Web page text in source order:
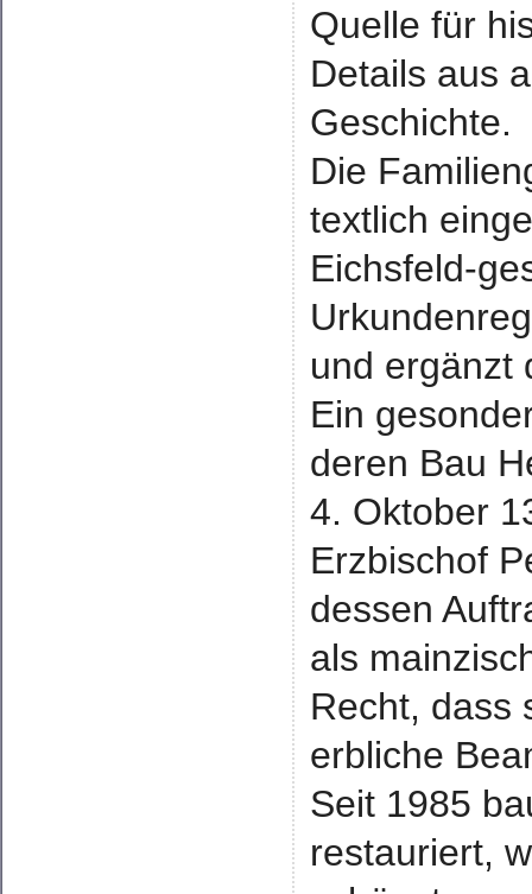
Quelle für
Details aus
Geschichte.
Die
textlich
Eichsfeld-
und ergänzt
Ein
deren Bau
4. Oktober
Erzbischof
dessen
als
Recht, dass
erbliche
Seit 1985
restauriert,